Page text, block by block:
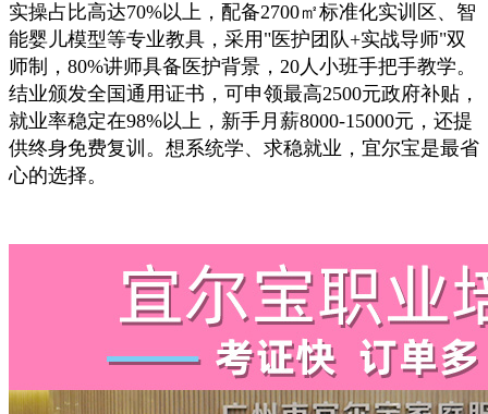
实操占比高达70%以上，配备2700㎡标准化实训区、智
能婴儿模型等专业教具，采用"医护团队+实战导师"双
师制，80%讲师具备医护背景，20人小班手把手教学。
结业颁发全国通用证书，可申领最高2500元政府补贴，
就业率稳定在98%以上，新手月薪8000-15000元，还提
供终身免费复训。想系统学、求稳就业，宜尔宝是最省
心的选择。